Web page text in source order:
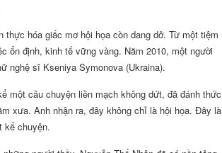
hóa giấc mơ hội họa còn dang dở. Từ một tiệm
ổn định, kinh tế vững vàng. Năm 2010, một người
nghệ sĩ Kseniya Symonova (Ukraina).
một câu chuyện liền mạch không dứt, đã đánh thức
xưa. Anh nhận ra, đây không chỉ là hội họa. Đây là
kể chuyện.